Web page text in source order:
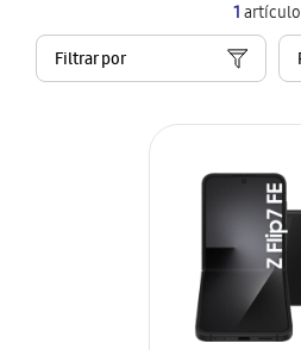
1artículo
Filtrar por